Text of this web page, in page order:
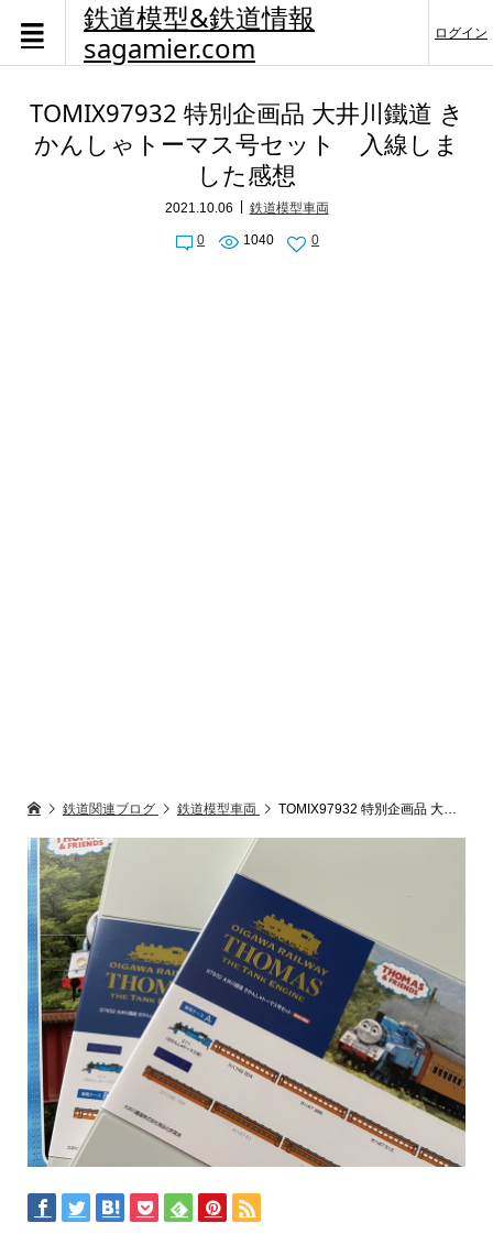
鉄道模型&鉄道情報
sagamier.com
ログイン
TOMIX97932 特別企画品 大井川鐵道 き
かんしゃトーマス号セット 入線しま
した感想
2021.10.06 鉄道模型車両
0 1040 0
鉄道関連ブログ 鉄道模型車両 TOMIX97932 特別企画品 大井川鐵道 きかんしゃトーマス号セット 入線しました感想